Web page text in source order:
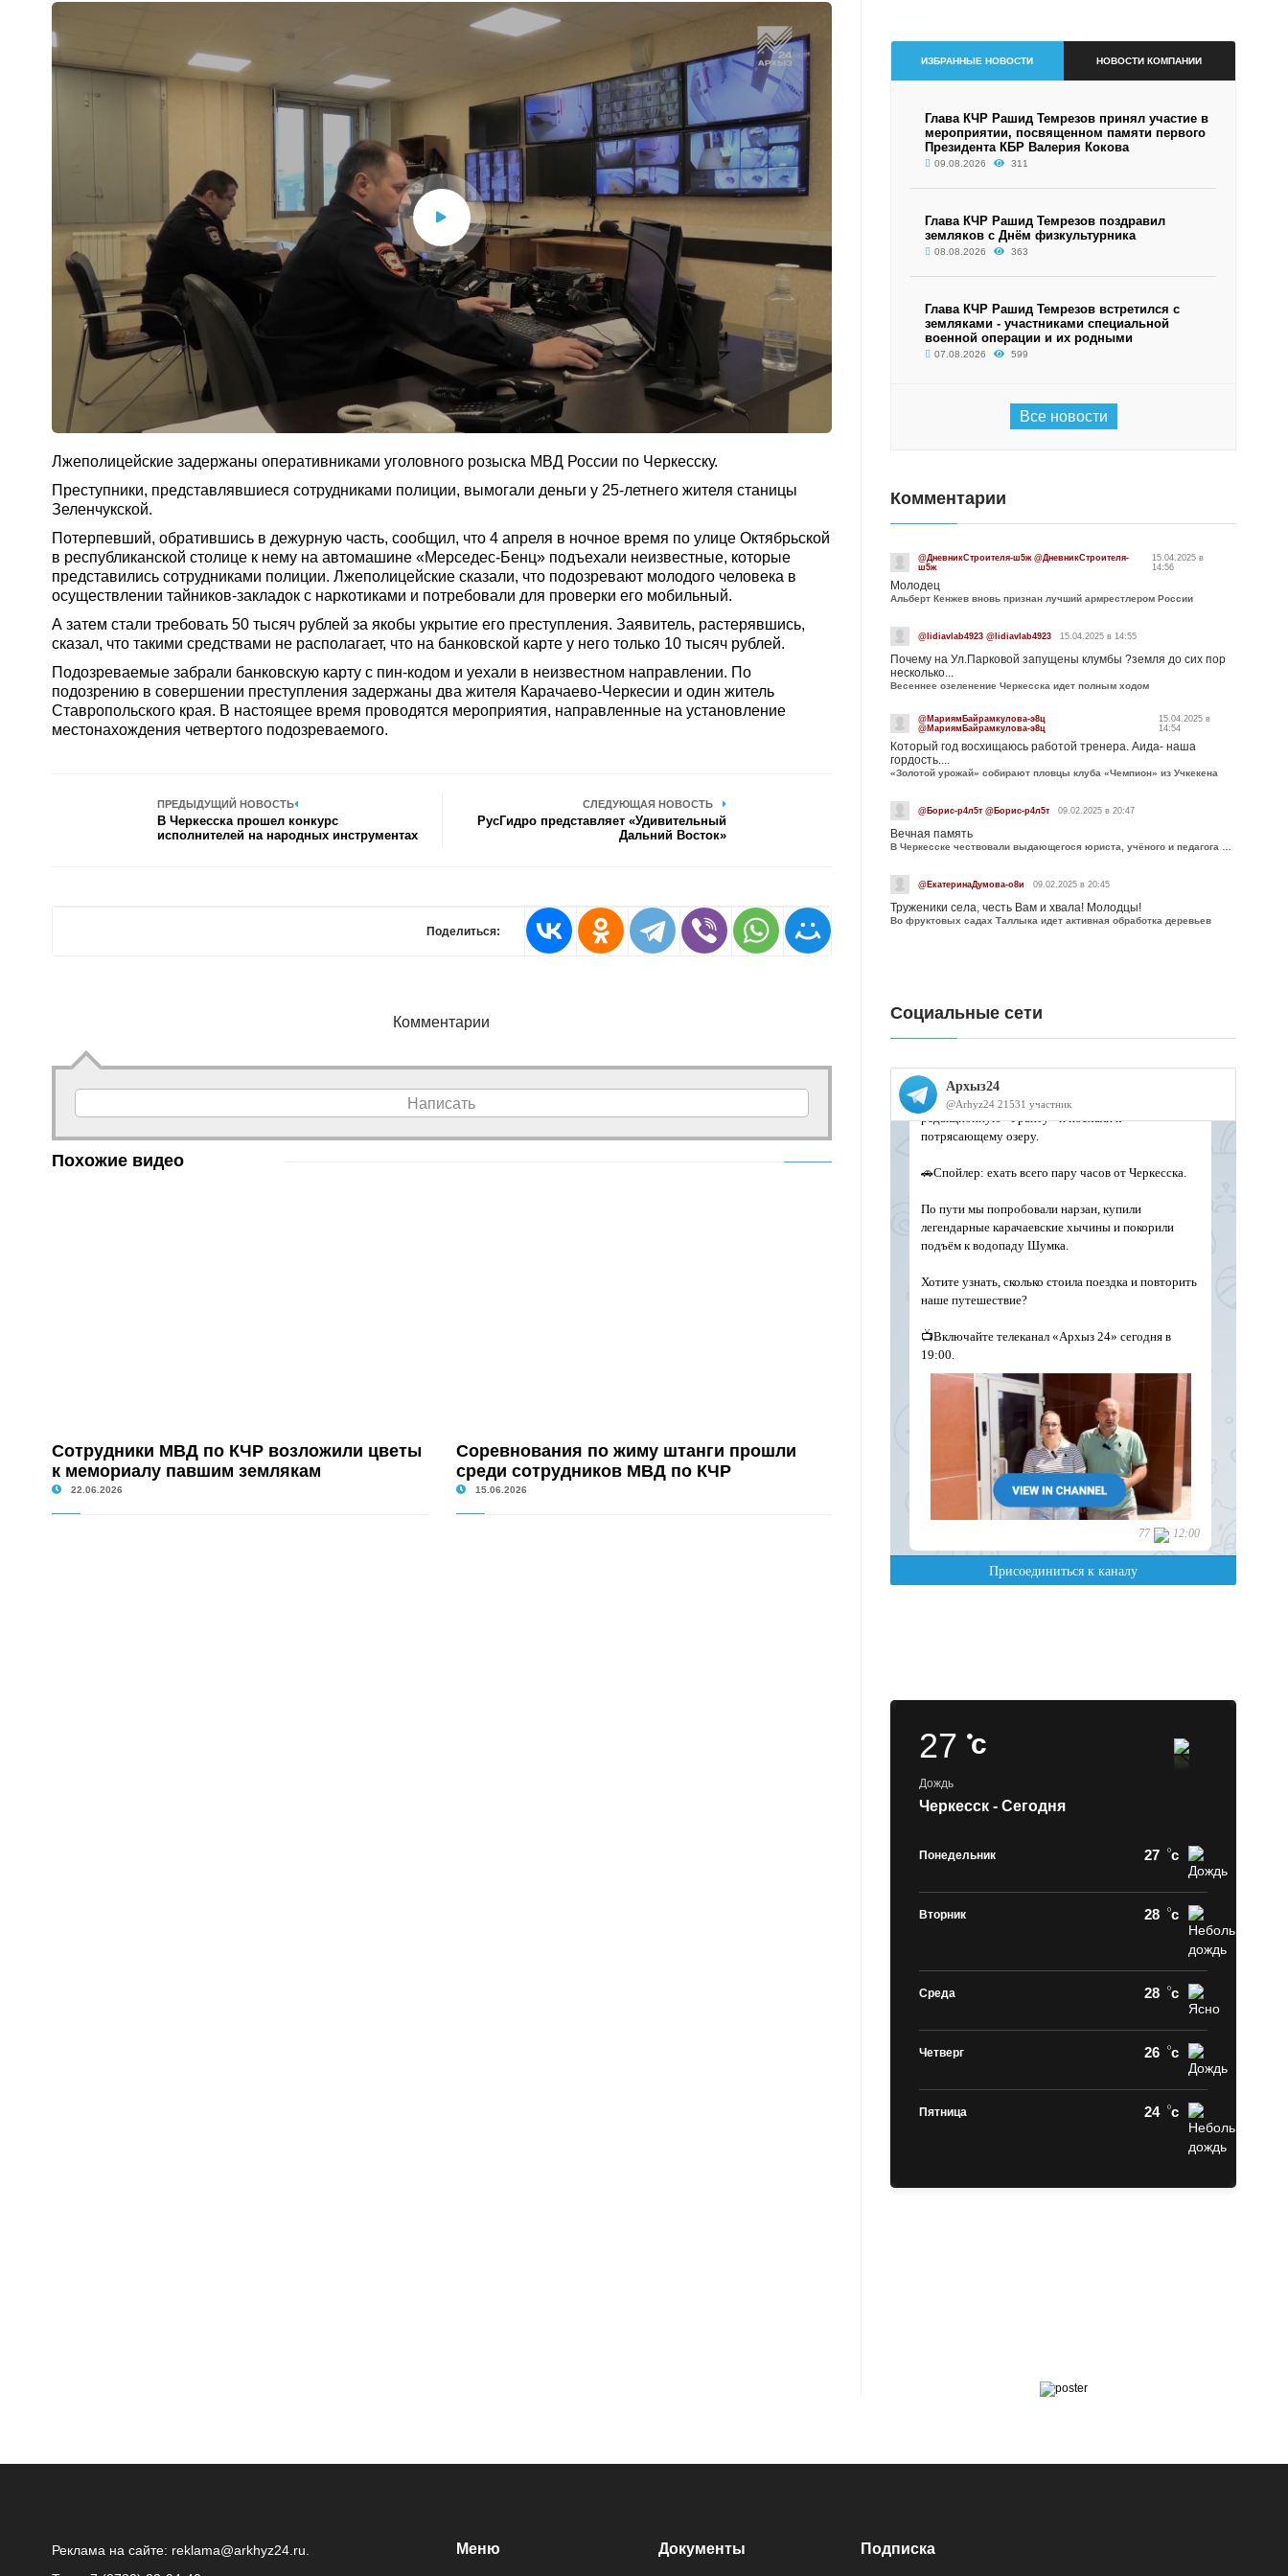
Лжеполицейские задержаны оперативниками уголовного розыска МВД России по Черкесску.
Преступники, представлявшиеся сотрудниками полиции, вымогали деньги у 25-летнего жителя станицы
Зеленчукской.
Потерпевший, обратившись в дежурную часть, сообщил, что 4 апреля в ночное время по улице Октябрьской
в республиканской столице к нему на автомашине «Мерседес-Бенц» подъехали неизвестные, которые
представились сотрудниками полиции. Лжеполицейские сказали, что подозревают молодого человека в
осуществлении тайников-закладок с наркотиками и потребовали для проверки его мобильный.
А затем стали требовать 50 тысяч рублей за якобы укрытие его преступления. Заявитель, растерявшись,
сказал, что такими средствами не располагает, что на банковской карте у него только 10 тысяч рублей.
Подозреваемые забрали банковскую карту с пин-кодом и уехали в неизвестном направлении. По
подозрению в совершении преступления задержаны два жителя Карачаево-Черкесии и один житель
Ставропольского края. В настоящее время проводятся мероприятия, направленные на установление
местонахождения четвертого подозреваемого.
ПРЕДЫДУЩИЙ НОВОСТЬ
В Черкесска прошел конкурс
исполнителей на народных инструментах
СЛЕДУЮЩАЯ НОВОСТЬ
РусГидро представляет «Удивительный
Дальний Восток»
Поделиться:
Комментарии
Написать
Похожие видео
Сотрудники МВД по КЧР возложили цветы
к мемориалу павшим землякам
22.06.2026
Соревнования по жиму штанги прошли
среди сотрудников МВД по КЧР
15.06.2026
ИЗБРАННЫЕ НОВОСТИ НОВОСТИ КОМПАНИИ
Глава КЧР Рашид Темрезов принял участие в
мероприятии, посвященном памяти первого
Президента КБР Валерия Кокова
09.08.2026 311
Глава КЧР Рашид Темрезов поздравил
земляков с Днём физкультурника
08.08.2026 363
Глава КЧР Рашид Темрезов встретился с
земляками - участниками специальной
военной операции и их родными
07.08.2026 599
Все новости
Комментарии
@ДневникСтроителя-ш5ж @ДневникСтроителя-
ш5ж
15.04.2025 в
14:56
Молодец
Альберт Кенжев вновь признан лучший армрестлером России
@lidiavlab4923 @lidiavlab4923 15.04.2025 в 14:55
Почему на Ул.Парковой запущены клумбы ?земля до сих пор
несколько...
Весеннее озеленение Черкесска идет полным ходом
@МариямБайрамкулова-э8ц
@МариямБайрамкулова-э8ц
15.04.2025 в
14:54
Который год восхищаюсь работой тренера. Аида- наша
гордость....
«Золотой урожай» собирают пловцы клуба «Чемпион» из Учкекена
@Борис-р4л5т @Борис-р4л5т 09.02.2025 в 20:47
Вечная память
@ЕкатеринаДумова-о8и 09.02.2025 в 20:45
Труженики села, честь Вам и хвала! Молодцы!
Во фруктовых садах Таллыка идет активная обработка деревьев
Социальные сети
27c
Дождь
Черкесск - Сегодня
Понедельник 27 c
Вторник 28 c
Среда 28 c
Четверг 26 c
Пятница 24 c
Реклама на сайте: reklama@arkhyz24.ru Меню Документы Подписка